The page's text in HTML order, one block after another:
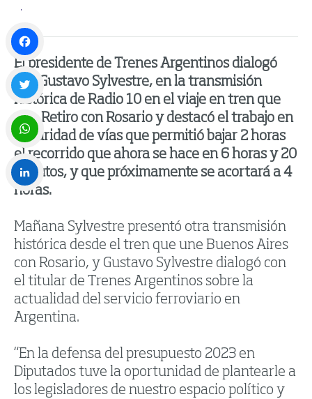
El presidente de Trenes Argentinos dialogó
con Gustavo Sylvestre, en la transmisión
histórica de Radio 10 en el viaje en tren que
une Retiro con Rosario y destacó el trabajo en
seguridad de vías que permitió bajar 2 horas
el recorrido que ahora se hace en 6 horas y 20
minutos, y que próximamente se acortará a 4
horas.
Mañana Sylvestre presentó otra transmisión
histórica desde el tren que une Buenos Aires
con Rosario, y Gustavo Sylvestre dialogó con
el titular de Trenes Argentinos sobre la
actualidad del servicio ferroviario en
Argentina.
“En la defensa del presupuesto 2023 en
Diputados tuve la oportunidad de plantearle a
los legisladores de nuestro espacio político y
Facebook
Twitter
WhatsApp